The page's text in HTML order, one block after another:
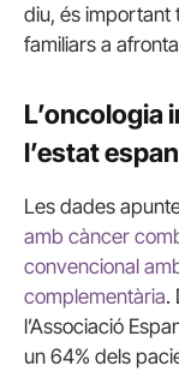
diu, és important
familiars a
L’oncologia
l’estat
Les dades
amb càncer
convencional
complementària.
l’Associació
un 64% dels